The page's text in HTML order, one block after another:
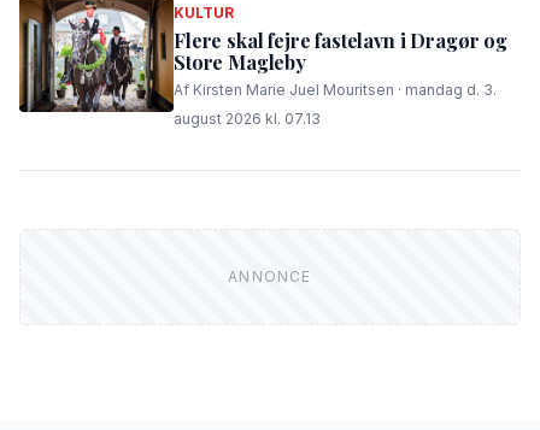
KULTUR
Flere skal fejre fastelavn i Dragør og
Store Magleby
Af Kirsten Marie Juel Mouritsen · mandag d. 3.
august 2026 kl. 07.13